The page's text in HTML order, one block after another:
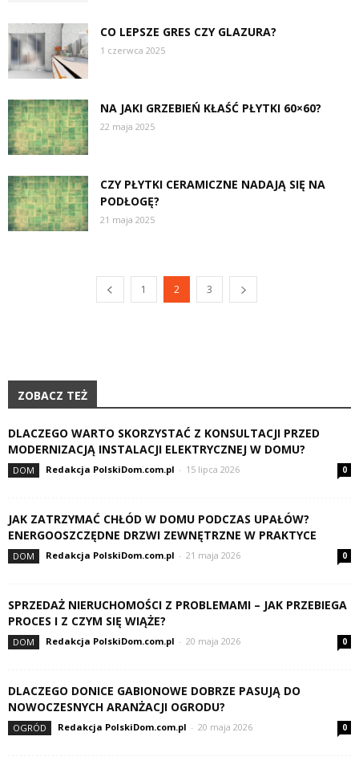
CO LEPSZE GRES CZY GLAZURA?
1 czerwca 2025
NA JAKI GRZEBIEŃ KŁAŚĆ PŁYTKI 60×60?
22 maja 2025
CZY PŁYTKI CERAMICZNE NADAJĄ SIĘ NA
PODŁOGĘ?
21 maja 2025
1 2 3
ZOBACZ TEŻ
DLACZEGO WARTO SKORZYSTAĆ Z KONSULTACJI PRZED
MODERNIZACJĄ INSTALACJI ELEKTRYCZNEJ W DOMU?
DOM Redakcja PolskiDom.com.pl - 15 lipca 2026 0
JAK ZATRZYMAĆ CHŁÓD W DOMU PODCZAS UPAŁÓW?
ENERGOOSZCZĘDNE DRZWI ZEWNĘTRZNE W PRAKTYCE
DOM Redakcja PolskiDom.com.pl - 21 maja 2026 0
SPRZEDAŻ NIERUCHOMOŚCI Z PROBLEMAMI – JAK PRZEBIEGA
PROCES I Z CZYM SIĘ WIĄŻE?
DOM Redakcja PolskiDom.com.pl - 20 maja 2026 0
DLACZEGO DONICE GABIONOWE DOBRZE PASUJĄ DO
NOWOCZESNYCH ARANŻACJI OGRODU?
OGRÓD Redakcja PolskiDom.com.pl - 20 maja 2026 0